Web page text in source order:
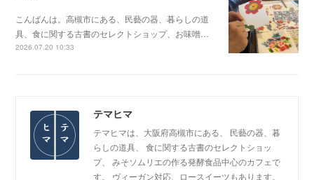
こんばんは。高槻市にある、民藝の器、暮らしの道
具、食に関する古書のセレクトショップ、お味噌…
2026.07.20 10:33
テマヒマ
テマヒマは、大阪府高槻市にある、 民藝の器、暮
らしの道具、 食に関する古書のセレクトショッ
プ、 みそソムリエの作る発酵食品中心のカフェで
す。 ヴィーガン対応、ロースイーツもあります。